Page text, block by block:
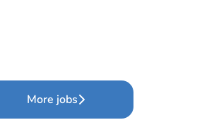
More jobs